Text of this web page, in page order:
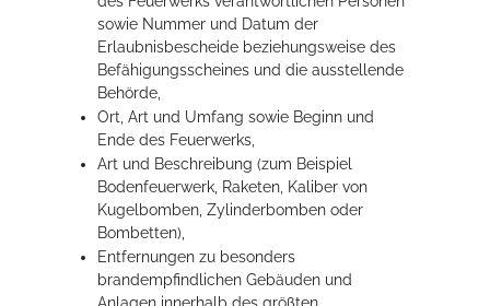
sowie Nummer und Datum der
Erlaubnisbescheide beziehungsweise des
Befähigungsscheines und die ausstellende
Behörde,
Ort, Art und Umfang sowie Beginn und
Ende des Feuerwerks,
Art und Beschreibung (zum Beispiel
Bodenfeuerwerk, Raketen, Kaliber von
Kugelbomben, Zylinderbomben oder
Bombetten)
Entfernungen zu besonders
brandempfindlichen Gebäuden und